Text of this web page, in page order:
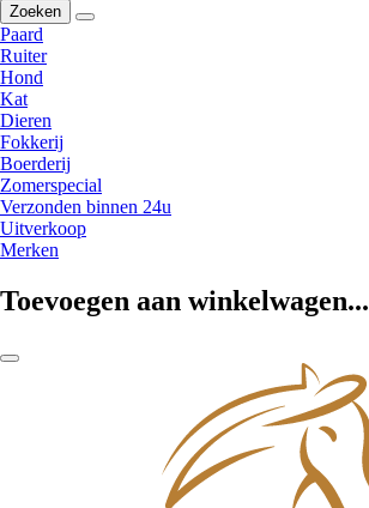
Zoeken
Paard
Ruiter
Hond
Kat
Dieren
Fokkerij
Boerderij
Zomerspecial
Verzonden binnen 24u
Uitverkoop
Merken
Toevoegen aan winkelwagen...